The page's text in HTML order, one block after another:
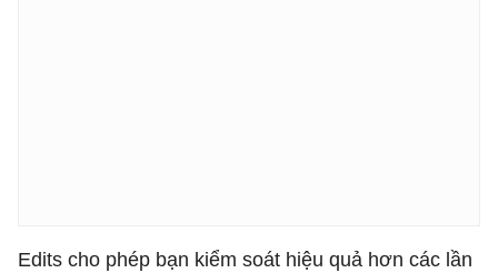
Edits cho phép bạn kiểm soát hiệu quả hơn các lần